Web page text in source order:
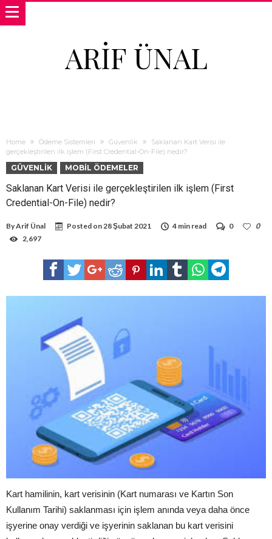
ARIF ÜNAL
Home Ödeme Sistemleri Güvenlik
Saklanan Kart Verisi ile
gerçekleştirilen ilk işlem (First Credential-On-File) nedir?
GÜVENLIK MOBIL ÖDEMELER
Saklanan Kart Verisi ile gerçekleştirilen ilk işlem (First
Credential-On-File) nedir?
ByArif Ünal Posted on28 Şubat 2021 4 min read 0
0
2,697
Kart hamilinin, kart verisinin (Kart numarası ve Kartın Son
Kullanım Tarihi) saklanması için işlem anında veya daha önce
işyerine onay verdiği ve işyerinin saklanan bu kart verisini